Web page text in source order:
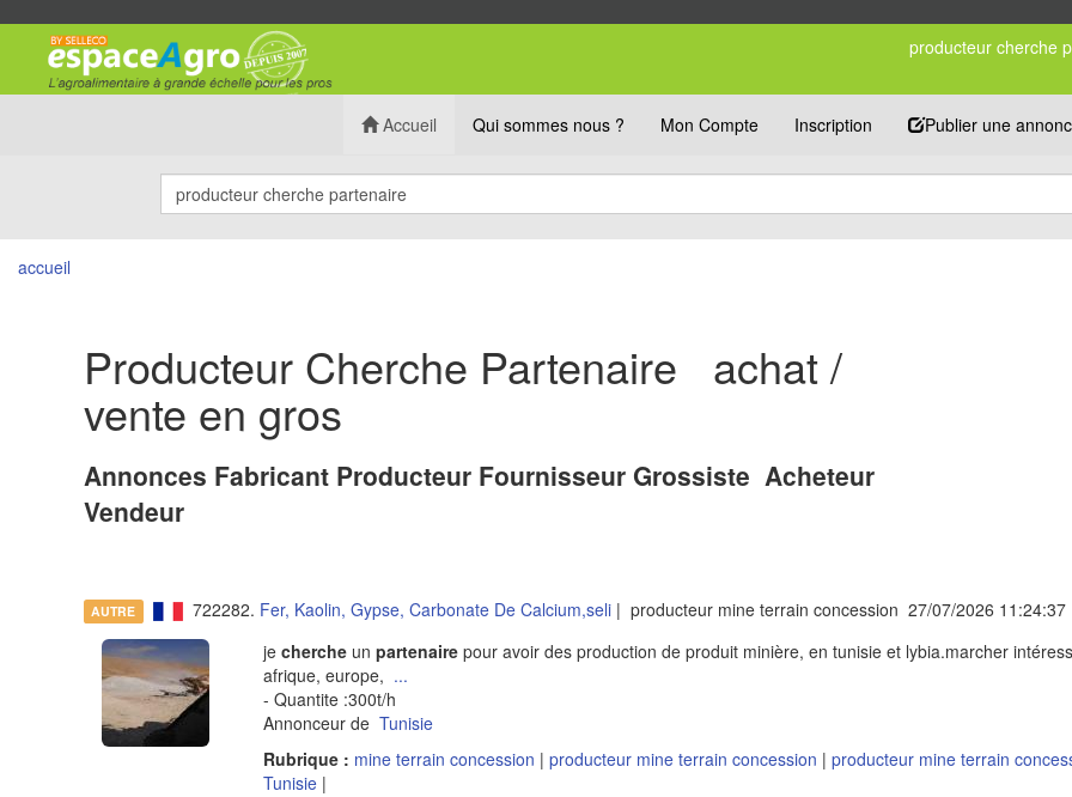
producteur cherche
Accueil Qui sommes nous ? Mon Compte Inscription Publier une
accueil
Producteur Cherche Partenaire achat /
vente en gros
Annonces Fabricant Producteur Fournisseur Grossiste Acheteur
Vendeur
AUTRE 722282. Fer, Kaolin, Gypse, Carbonate De Calcium,seli| producteur mine terrain concession 27/07/2026 11:24:37
je chercheun partenairepour avoir des production de produit minière, en tunisie et lybia.marcher
afrique, europe, ...
- Quantite :300t/h
Annonceur de Tunisie
Rubrique : mine terrain concession | producteur mine terrain concession | producteur mine terrain
Tunisie|